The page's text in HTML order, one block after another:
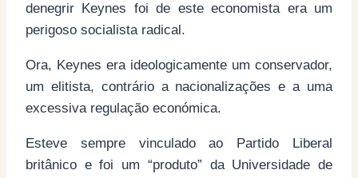
denegrir Keynes foi de este economista era um
perigoso socialista radical.
Ora, Keynes era ideologicamente um conservador,
um elitista, contrário a nacionalizações e a uma
excessiva regulação económica.
Esteve sempre vinculado ao Partido Liberal
britânico e foi um “produto” da Universidade de